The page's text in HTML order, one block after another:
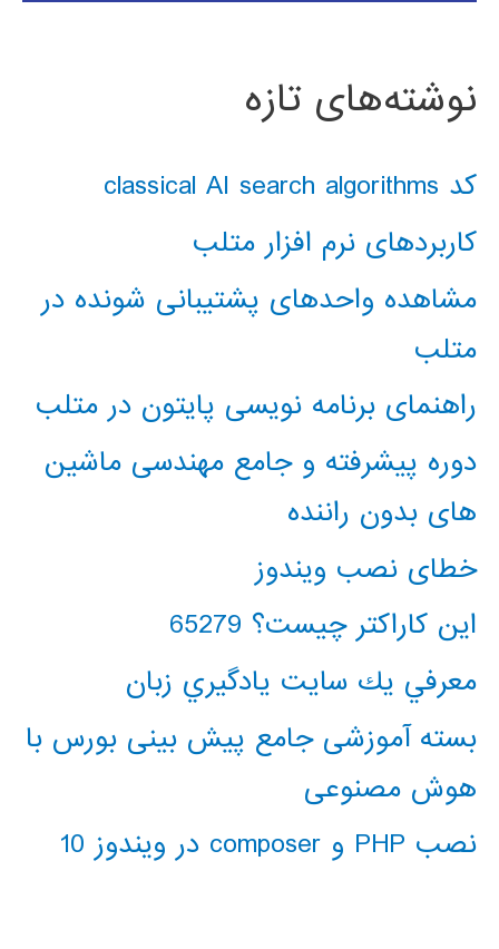
نوشته‌های تازه
کد classical AI search algorithms
کاربردهای نرم افزار متلب
مشاهده واحدهای پشتیبانی شونده در
متلب
راهنمای برنامه نویسی پایتون در متلب
دوره پیشرفته و جامع مهندسی ماشین
های بدون راننده
خطای نصب ویندوز
این کاراکتر چیست؟ 65279
معرفي يك سايت يادگيري زبان
بسته آموزشی جامع پیش بینی بورس با
هوش مصنوعی
نصب PHP و composer در ویندوز 10